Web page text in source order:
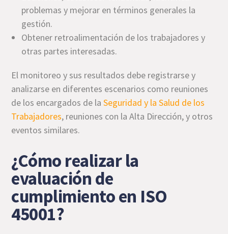
problemas y mejorar en términos generales la
gestión.
Obtener retroalimentación de los trabajadores y
otras partes interesadas.
El monitoreo y sus resultados debe registrarse y
analizarse en diferentes escenarios como reuniones
de los encargados de laSeguridad y la Salud de los
Trabajadores, reuniones con la Alta Dirección, y otros
eventos similares.
¿Cómo realizar la
evaluación de
cumplimiento en ISO
45001?